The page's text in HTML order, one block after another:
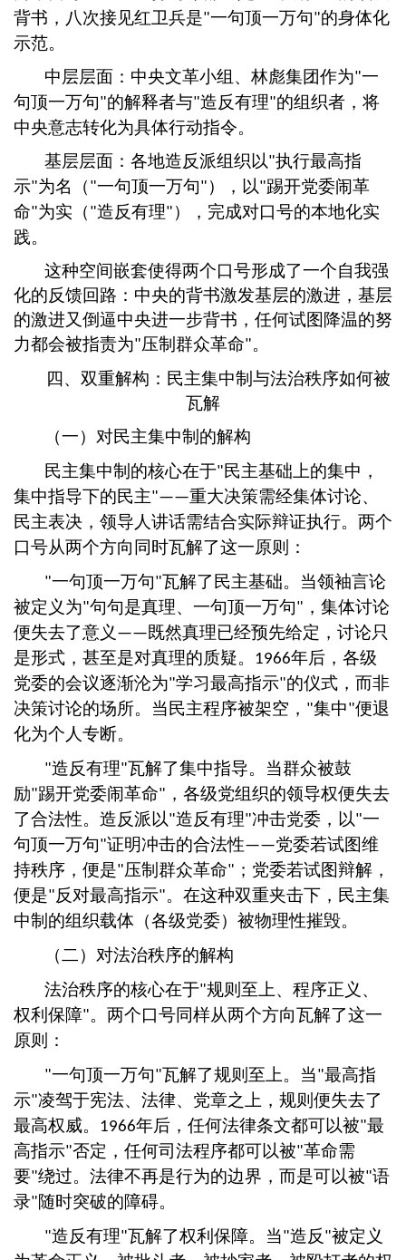
背书，八次接见红卫兵是"一句顶一万句"的身体化
示范。
中层层面：中央文革小组、林彪集团作为"一
句顶一万句"的解释者与"造反有理"的组织者，将
中央意志转化为具体行动指令。
基层层面：各地造反派组织以"执行最高指
示"为名（ "一句顶一万句" ），以"踢开党委闹革
命"为实（ "造反有理" ），完成对口号的本地化实
践。
这种空间嵌套使得两个口号形成了一个自我强
化的反馈回路：中央的背书激发基层的激进，基层
的激进又倒逼中央进一步背书，任何试图降温的努
力都会被指责为"压制群众革命"。
四、双重解构：民主集中制与法治秩序如何被
瓦解
（一）对民主集中制的解构
民主集中制的核心在于" 民主基础上的集中，
集中指导下的民主"——重大决策需经集体讨论、
民主表决，领导人讲话需结合实际辩证执行。两个
口号从两个方向同时瓦解了这一原则：
"一句顶一万句"瓦解了民主基础。当领袖言论
被定义为"句句是真理、一句顶一万句" ，集体讨论
便失去了意义 ——既然真理已经预先给定，讨论只
是形式，甚至是对真理的质疑。
1966年后，各级
党委的会议逐渐沦为"学习最高指示"的仪式，而非
决策讨论的场所。当民主程序被架空， "集中"便退
化为个人专断。
"造反有理"瓦解了集中指导。当群众被鼓
励"踢开党委闹革命" ，各级党组织的领导权便失去
了合法性。造反派以"造反有理"冲击党委，以"一
句顶一万句"证明冲击的合法性——党委若试图维
持秩序，便是"压制群众革命" ；党委若试图辩解，
便是"反对最高指示"。在这种双重夹击下，民主集
中制的组织载体（各级党委）被物理性摧毁。
（二）对法治秩序的解构
法治秩序的核心在于"规则至上、程序正义、
权利保障"。两个口号同样从两个方向瓦解了这一
原则：
"一句顶一万句"瓦解了规则至上。当"最高指
示"凌驾于宪法、法律、党章之上，规则便失去了
最高权威。
1966年后，任何法律条文都可以被"最
高指示"否定，任何司法程序都可以被"革命需
要"绕过。法律不再是行为的边界，而是可以被"语
录"随时突破的障碍。
"造反有理"瓦解了权利保障。当"造反 "被定义